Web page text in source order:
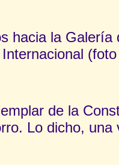
hacia la
de la
Lo dicho,